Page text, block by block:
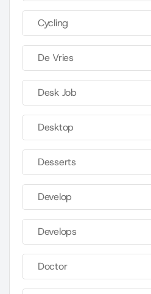
Cycling
De Vries
Desk Job
Desktop
Desserts
Develop
Develops
Doctor